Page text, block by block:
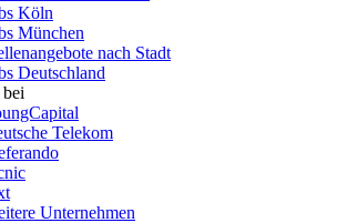
Köln
München
nach Stadt
Deutschland
Telekom
Unternehmen